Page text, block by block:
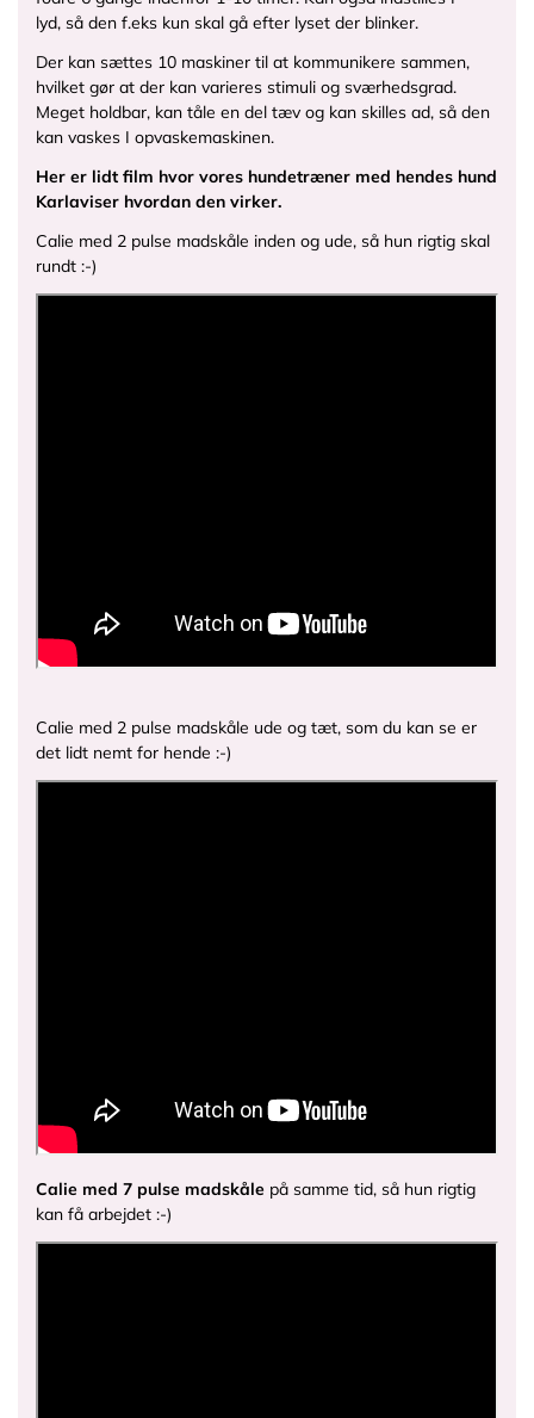
lyd, så den f.eks kun skal gå efter lyset der blinker.
Der kan sættes 10 maskiner til at kommunikere sammen,
hvilket gør at der kan varieres stimuli og sværhedsgrad.
Meget holdbar, kan tåle en del tæv og kan skilles ad, så den
kan vaskes I opvaskemaskinen.
Her er lidt film hvor vores hundetræner med hendes hund
Karlaviser hvordan den virker.
Calie med 2 pulse madskåle inden og ude, så hun rigtig skal
rundt :-)
Calie med 2 pulse madskåle ude og tæt, som du kan se er
det lidt nemt for hende :-)
Calie med 7 pulse madskåle på samme tid, så hun rigtig
kan få arbejdet :-)